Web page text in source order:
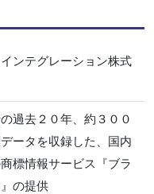
ンテグレーション株式
過去２０年、約３００
ータを収録した、国内
標情報サービス『ブラ
の提供